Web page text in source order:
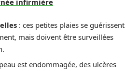
infirmière
: ces petites plaies se guérissent
mais doivent être surveillées
est endommagée, des ulcères